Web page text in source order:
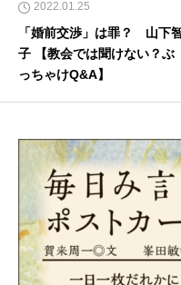
2022.01.25
「婚前交渉」は罪？ 山下
子 【教会では聞けない？ぶ
っちゃけQ&A】